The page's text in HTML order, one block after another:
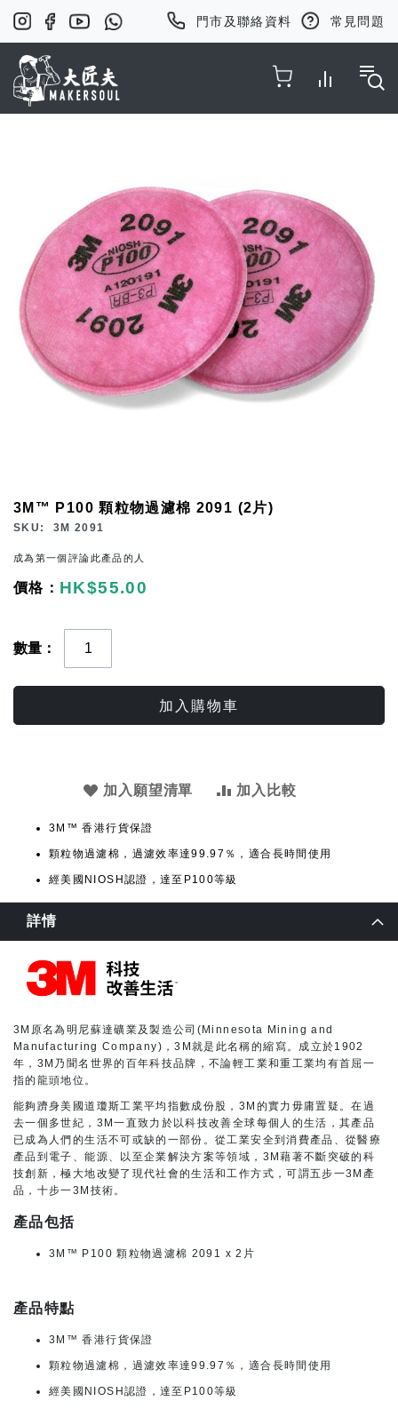
門市及聯絡資料 常見問題
3M™ P100 顆粒物過濾棉 2091 (2片)
SKU 3M 2091
成為第一個評論此產品的人
HK$55.00
數量
加入購物車
加入願望清單 加入比較
3M™ 香港行貨保證
顆粒物過濾棉，過濾效率達99.97％，適合長時間使用
經美國NIOSH認證，達至P100等級
images
gallery
beginning
of
images
gallery
詳情
3M原名為明尼蘇達礦業及製造公司(Minnesota Mining and
Manufacturing Company)，3M就是此名稱的縮寫。成立於1902
年，3M乃聞名世界的百年科技品牌，不論輕工業和重工業均有首屈一
指的龍頭地位。
能夠躋身美國道瓊斯工業平均指數成份股，3M的實力毋庸置疑。在過
去一個多世紀，3M一直致力於以科技改善全球每個人的生活，其產品
已成為人們的生活不可或缺的一部份。從工業安全到消費產品、從醫療
產品到電子、能源、以至企業解決方案等領域，3M藉著不斷突破的科
技創新，極大地改變了現代社會的生活和工作方式，可謂五步一3M產
品，十步一3M技術。
產品包括
3M™ P100 顆粒物過濾棉 2091 x 2片
產品特點
3M™ 香港行貨保證
顆粒物過濾棉，過濾效率達99.97％，適合長時間使用
經美國NIOSH認證，達至P100等級